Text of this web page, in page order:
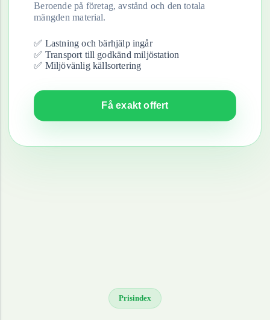
Beroende på företag, avstånd och den totala
mängden material.
✅ Lastning och bärhjälp ingår
✅ Transport till godkänd miljöstation
✅ Miljövänlig källsortering
Få exakt offert
Prisindex